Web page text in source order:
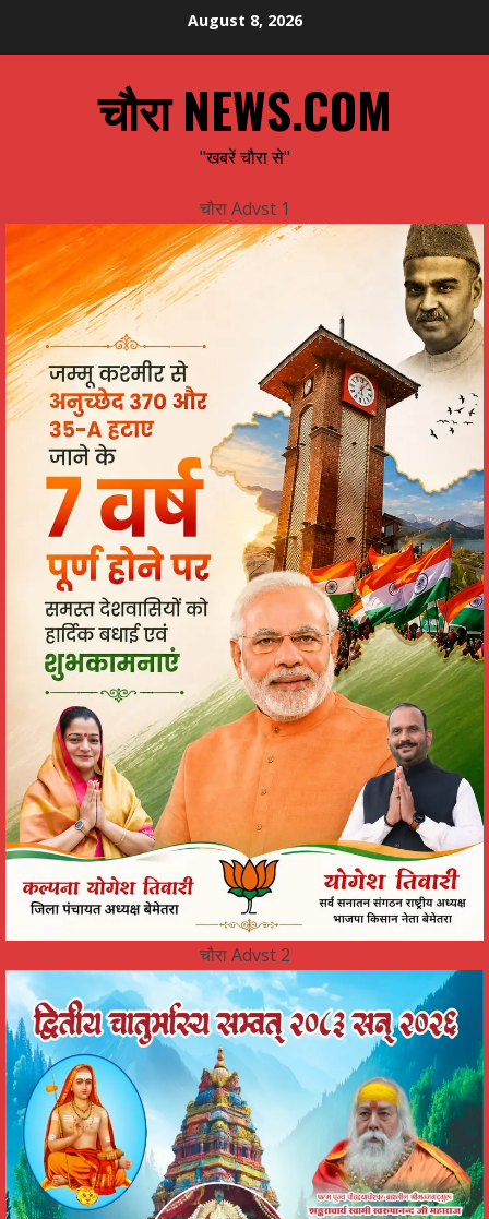
August 8, 2026
चौरा NEWS.COM
"खबरें चौरा से"
चौरा Advst 1
चौरा Advst 2